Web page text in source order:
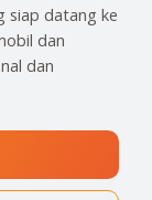
siap datang ke
dan
dan